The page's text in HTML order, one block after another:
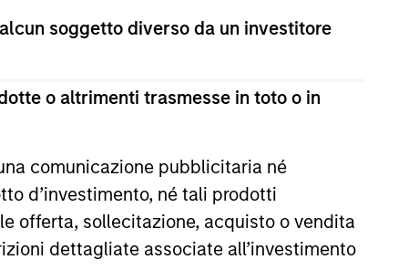
soggetto diverso da un investitore
o altrimenti trasmesse in toto o in
comunicazione pubblicitaria né
d’investimento, né tali prodotti
offerta, sollecitazione, acquisto o vendita
dettagliate associate all’investimento
a capitale variabile di diritto lussemburghese.
della Legge del 17 dicembre 2010 e successive
versione del Prospetto Informativo, del documento
relazione annuale e della relazione semestrale
sito web sopra indicato.
Form), mentre la sezione “Informazioni
gli investitori di Hong Kong. Copie gratuite in
statuto e delle relazioni annuali e semestrali e
Services S.A., 11, rue du Général-Dufour, 1204